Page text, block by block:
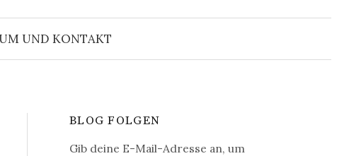
UND KONTAKT
Suchen
BLOG FOLGEN
Gib deine E-Mail-Adresse an, um